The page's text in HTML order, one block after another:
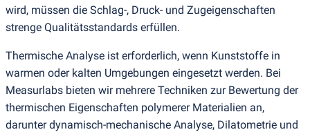
wird, müssen die Schlag-, Druck- und Zugeigenschaften
strenge Qualitätsstandards erfüllen.
Thermische Analyse ist erforderlich, wenn Kunststoffe in
warmen oder kalten Umgebungen eingesetzt werden. Bei
Measurlabs bieten wir mehrere Techniken zur Bewertung der
thermischen Eigenschaften polymerer Materialien an,
darunter dynamisch-mechanische Analyse, Dilatometrie und